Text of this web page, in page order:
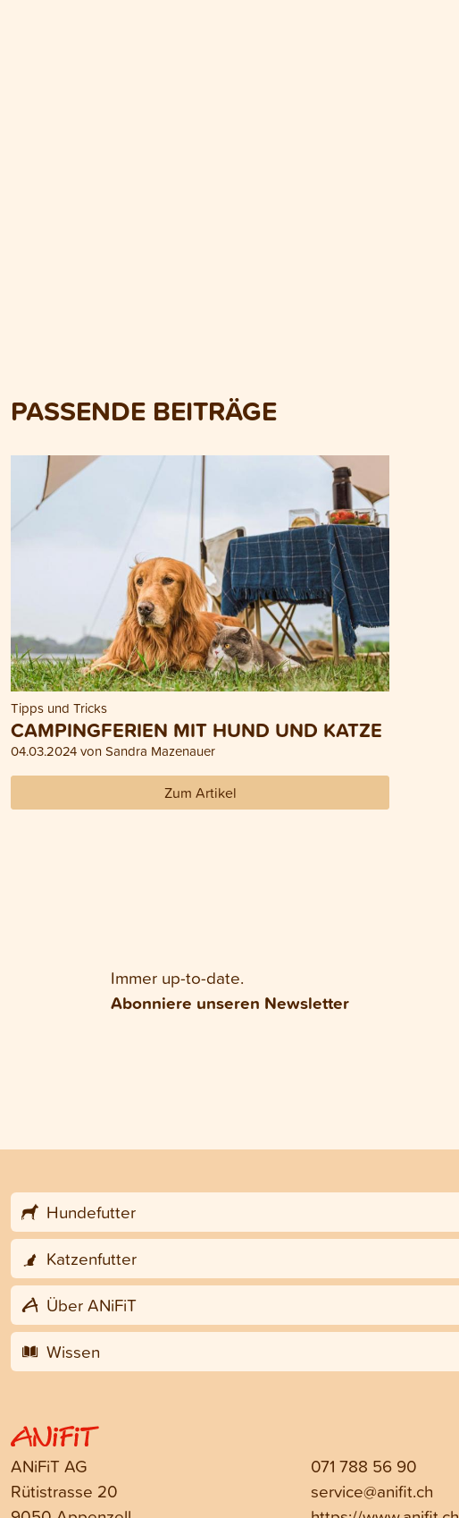
PASSENDE BEITRÄGE
Tipps und Tricks
CAMPINGFERIEN MIT HUND UND KATZE
04.03.2024 von Sandra Mazenauer
Zum Artikel
Immer up-to-date.
Abonniere unseren Newsletter
Hundefutter
Katzenfutter
Über ANiFiT
Wissen
ANiFiT AG
Rütistrasse 20
071 788 56 90
service@anifit.ch